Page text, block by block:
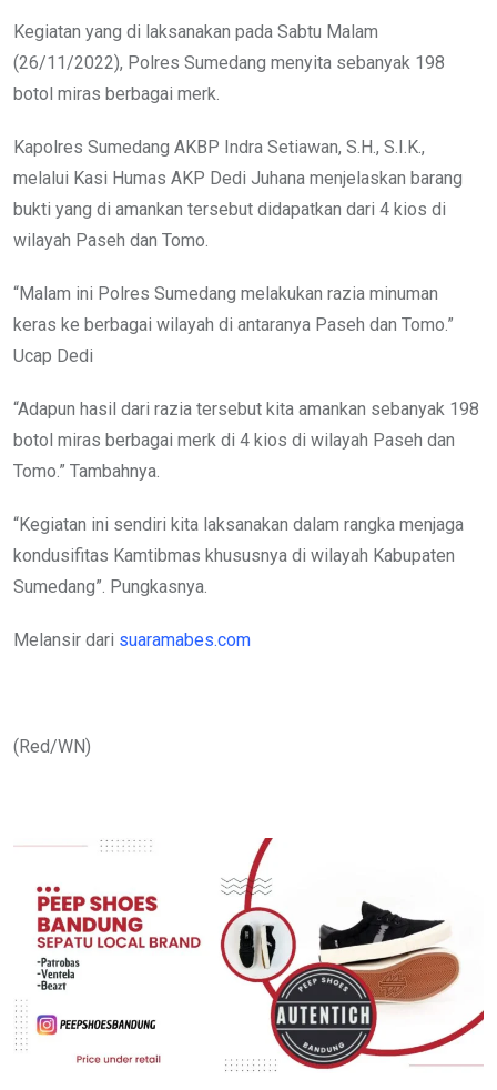
Kegiatan yang di laksanakan pada Sabtu Malam
(26/11/2022), Polres Sumedang menyita sebanyak 198
botol miras berbagai merk.
Kapolres Sumedang AKBP Indra Setiawan, S.H., S.I.K.,
melalui Kasi Humas AKP Dedi Juhana menjelaskan barang
bukti yang di amankan tersebut didapatkan dari 4 kios di
wilayah Paseh dan Tomo.
“Malam ini Polres Sumedang melakukan razia minuman
keras ke berbagai wilayah di antaranya Paseh dan Tomo.”
Ucap Dedi
“Adapun hasil dari razia tersebut kita amankan sebanyak 198
botol miras berbagai merk di 4 kios di wilayah Paseh dan
Tomo.” Tambahnya.
“Kegiatan ini sendiri kita laksanakan dalam rangka menjaga
kondusifitas Kamtibmas khususnya di wilayah Kabupaten
Sumedang”. Pungkasnya.
Melansir dari suaramabes.com
(Red/WN)